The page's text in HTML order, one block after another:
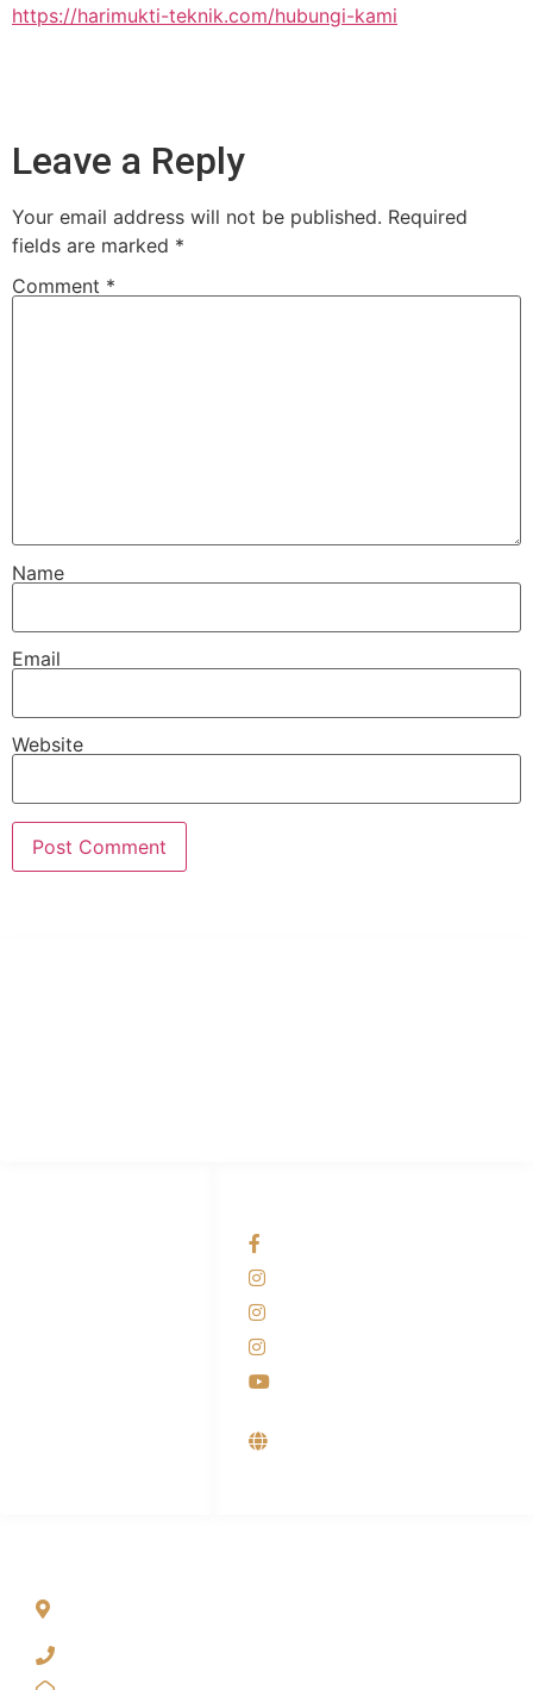
https://harimukti-teknik.com/hubungi-kami
Leave a Reply
Your email address will not be published. Required
fields are marked *
Comment *
Name
Email
Website